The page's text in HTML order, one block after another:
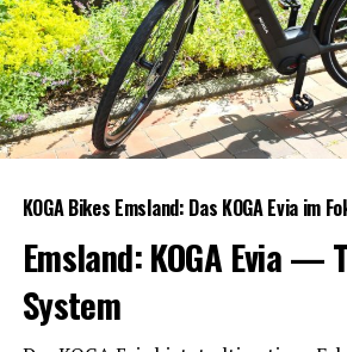
KOGA Bikes Ems­land: Das KOGA Evia im
Ems­land: KOGA Evia —
System